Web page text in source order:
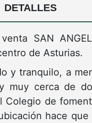
DETALLES
SAN
de Asturias.
y tranquilo, a
muy cerca de
de
hace